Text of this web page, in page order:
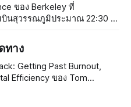
ของ Berkeley ที่
นสุวรรณภูมิประมาณ 22:30 น.
Free ที่ซานฟรานซิสโกมา
พาน
ทาง
Getting Past Burnout,
Efficiency ของ Tom